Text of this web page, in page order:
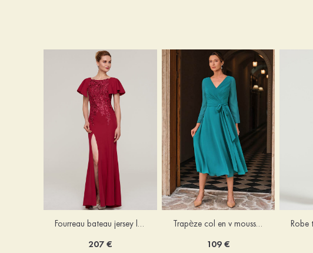
Fourreau bateau jersey longueur ras du sol robe de mère de la mariée avec appliqué fendue
207 €
Trapèze col en v mousseline longueur mollet robe de mère de la mariée avec plissé ceintures
109 €